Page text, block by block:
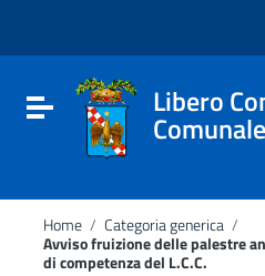
sito
include
Vai al footer
Attiva / disattiva laLibero
Home / Categoria generica /
Avviso fruizione delle palestre
di competenza del L.C.C.